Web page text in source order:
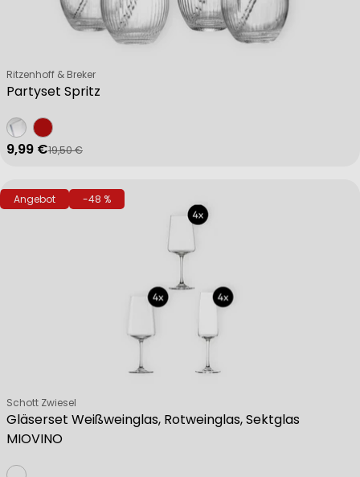
Partyset Spritz
Verkäufer:
Ritzenhoff & Breker
Verkaufspreis
9,99 €
Regulärer Preis
19,50 €
Angebot -48 %
Gläserset Weißweinglas, Rotweinglas, Sektglas
MIOVINO
Verkäufer:
Schott Zwiesel